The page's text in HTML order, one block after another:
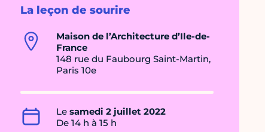
La leçon de sourire
Maison de l’Architecture d’Ile-de-
France
148 rue du Faubourg Saint-Martin,
Paris 10e
Le samedi 2 juillet 2022
De 14 h à 15 h